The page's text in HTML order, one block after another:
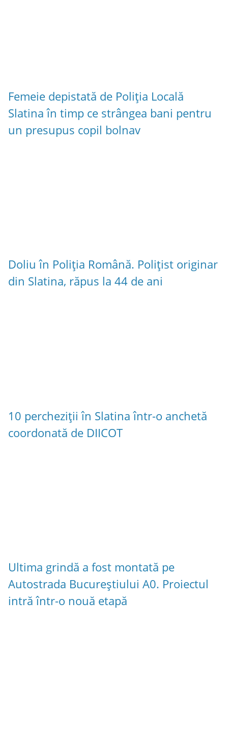
Femeie depistată de Poliția Locală
Slatina în timp ce strângea bani pentru
un presupus copil bolnav
Doliu în Poliția Română. Polițist originar
din Slatina, răpus la 44 de ani
10 percheziții în Slatina într-o anchetă
coordonată de DIICOT
Ultima grindă a fost montată pe
Autostrada Bucureștiului A0. Proiectul
intră într-o nouă etapă